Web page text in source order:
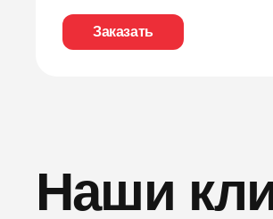
Заказать
Наши